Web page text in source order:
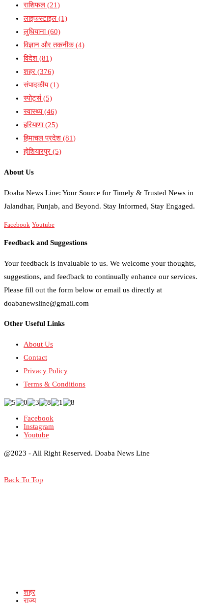
राशिफल (21)
लाइफस्टाइल (1)
लुधियाना(60)
विज्ञान और तकनीक(4)
विदेश (81)
शहर (376)
संपादकीय(1)
स्पोर्ट्स(5)
स्वास्थ्य(46)
हरियाणा(25)
हिमाचल प्रदेश (81)
होशियारपुर (5)
About Us
Doaba News Line: Your Source for Timely & Trusted News in
Jalandhar, Punjab, and Beyond. Stay Informed, Stay Engaged.
Facebook Youtube
Feedback and Suggestions
Your feedback is invaluable to us. We welcome your thoughts,
suggestions, and feedback to continually enhance our services.
Please fill out the form below or email us directly at
doabanewsline@gmail.com
Other Useful Links
About Us
Contact
Privacy Policy
Terms & Conditions
Facebook
Instagram
Youtube
@2023 - All Right Reserved. Doaba News Line
Back To Top
शहर
राज्य